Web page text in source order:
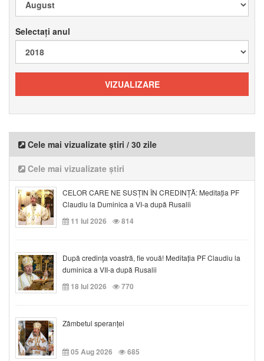
Selectați anul
Cele mai vizualizate știri / 30 zile
Cele mai vizualizate știri
CELOR CARE NE SUSȚIN ÎN CREDINȚĂ: Meditația PF
Claudiu la Duminica a VI-a după Rusalii
11 Iul 2026 814
După credinţa voastră, fie vouă! Meditația PF Claudiu la
duminica a VII-a după Rusalii
18 Iul 2026 770
Zâmbetul speranței
05 Aug 2026 685